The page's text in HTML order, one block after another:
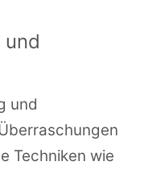
und
und
Techniken wie